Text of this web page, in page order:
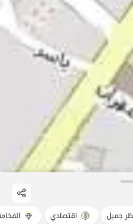
جميل اقتصادي